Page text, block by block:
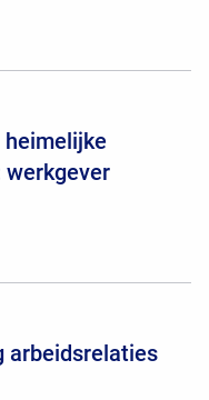
heimelijke
arbeidsrelaties